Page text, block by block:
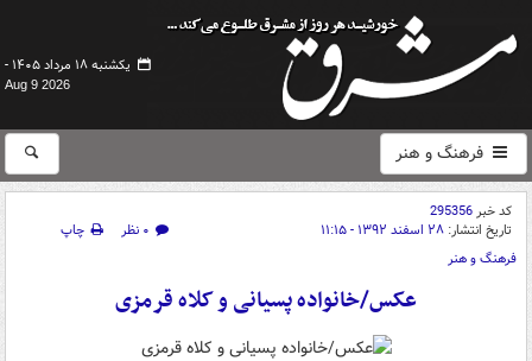
یکشنبه ۱۸ مرداد ۱۴۰۵ -
Aug 9 2026
فرهنگ و هنر
کد خبر295356
تاریخ انتشار: ۲۸ اسفند ۱۳۹۲ - ۱۱:۱۵ ۰ نظر
چاپ
فرهنگ و هنر
عکس/خانواده پسیانی و کلاه قرمزی